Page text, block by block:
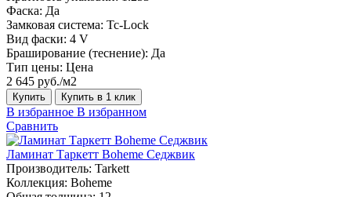
Фаска: Да
Замковая система: Tc-Lock
Вид фаски: 4 V
Браширование (теснение): Да
Тип цены: Цена
2 645 руб./м2
Купить Купить в 1 клик
В избранное В избранном
Сравнить
Ламинат Таркетт Boheme Седжвик
Производитель: Tarkett
Коллекция: Boheme